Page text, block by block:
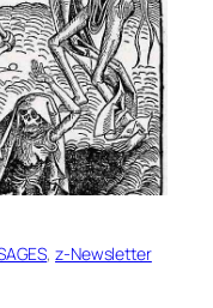
, z-Newsletter